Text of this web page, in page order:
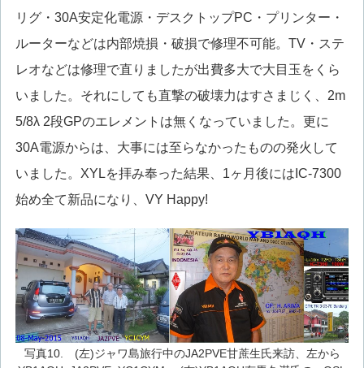
リグ・30A安定化電源・デスクトップPC・プリンター・
ルーターなどは内部焼損・破損で修理不可能。TV・ステ
レオなどは修理で直りましたが出費多大で大目玉をくら
いました。それにしても直撃の破壊力はすさまじく、2m
5/8λ 2段GPのエレメントは無くなっていました。更に
30A電源からは、大事には至らなかったものの発火して
いました。XYLを拝み奉った結果、1ヶ月後にはIC-7300
始め全て新品になり、VY Happy!
写真10. (左)ジャワ島旅行中のJA2PVE甘蔗生氏来訪、左から